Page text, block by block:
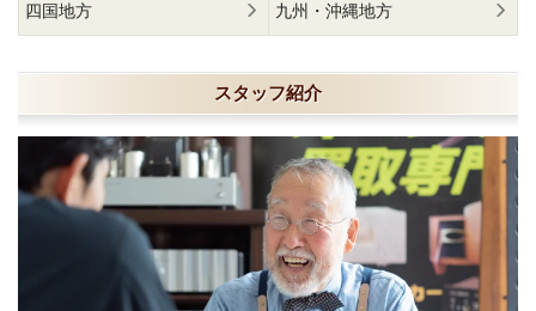
四国地方 九州・沖縄地方
スタッフ紹介